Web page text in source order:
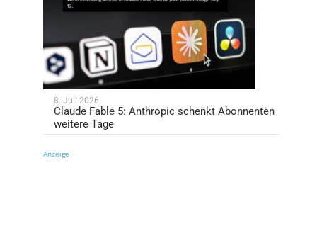
8. Juli 2026
Claude Fable 5: Anthropic schenkt Abonnenten
weitere Tage
Anzeige